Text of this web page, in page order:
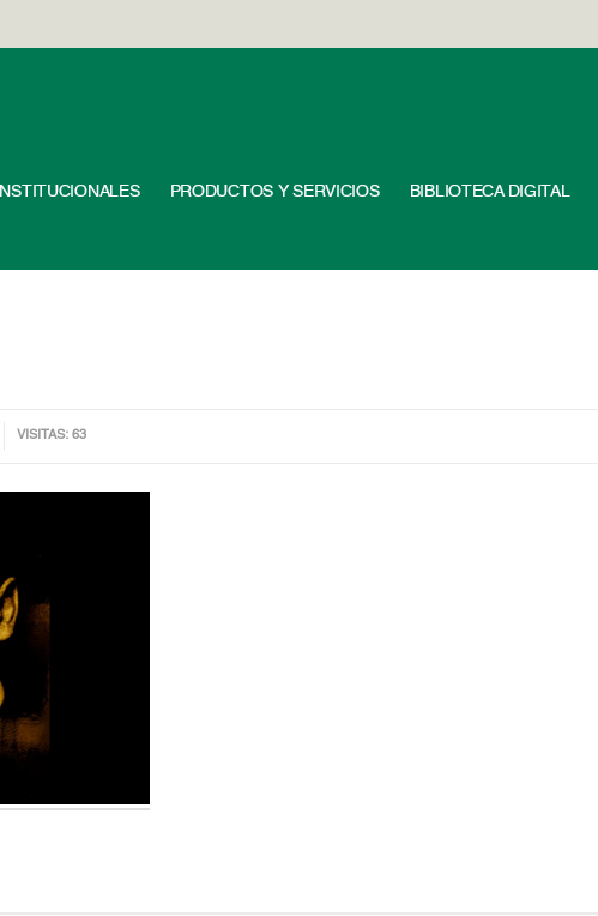
INSTITUCIONALES PRODUCTOS Y SERVICIOS BIBLIOTECA DIGITAL
VISITAS: 63